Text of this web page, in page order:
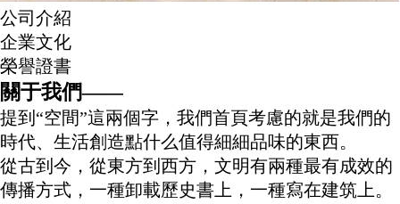
公司介紹
企業文化
榮譽證書
關于我們——
提到“空間”這兩個字，我們首頁考慮的就是我們的
時代、生活創造點什么值得細細品味的東西。
從古到今，從東方到西方，文明有兩種最有成效的
傳播方式，一種卸載歷史書上，一種寫在建筑上。